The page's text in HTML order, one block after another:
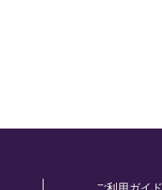
ご利用ガイド